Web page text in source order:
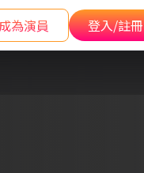
成為演員 登入/註冊